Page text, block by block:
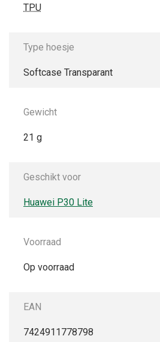
TPU
Type hoesje
Softcase Transparant
Gewicht
21 g
Geschikt voor
Huawei P30 Lite
Voorraad
Op voorraad
EAN
7424911778798